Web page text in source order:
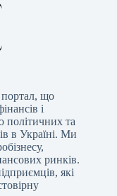
що
і
політичних та
в Україні. Ми
ринків.
які